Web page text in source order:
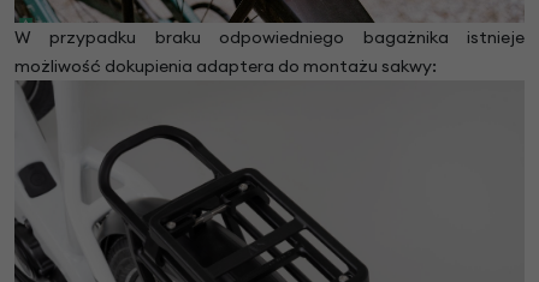
W przypadku braku odpowiedniego bagażnika istnieje
możliwość dokupienia adaptera do montażu sakwy: